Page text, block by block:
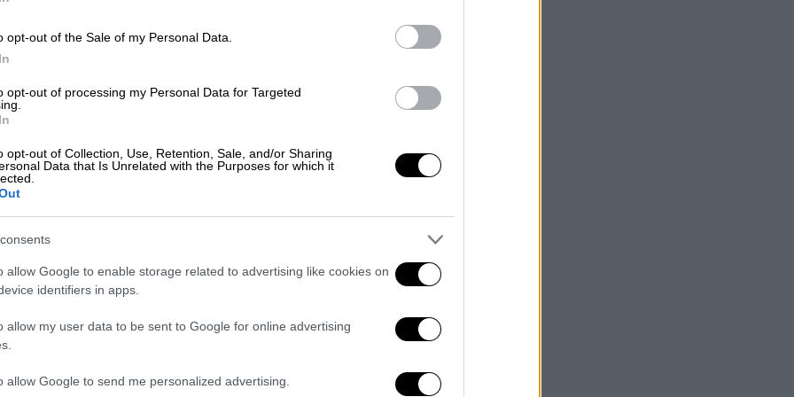
opt-out of the Sale of my Personal Data.
opt-out of processing my Personal Data for Targeted
opt-out of Collection, Use, Retention, Sale, and/or Sharing
Data that Is Unrelated with the Purposes for which it
allow Google to enable storage related to advertising like cookies on
identifiers in apps.
allow my user data to be sent to Google for online advertising
allow Google to send me personalized advertising.
το ΕΘΝΟΣ στη Google
γεωργικών μηχανημάτων στο
με τρία οχήματα. Από το συμβάν δεν
ζημιές στη σκεπή της αποθήκης